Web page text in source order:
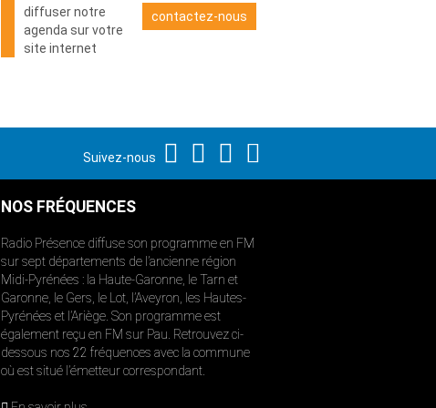
diffuser notre
agenda sur votre
site internet
contactez-nous
Suivez-nous
NOS FRÉQUENCES
Radio Présence diffuse son programme en FM
sur sept départements de l’ancienne région
Midi-Pyrénées : la Haute-Garonne, le Tarn et
Garonne, le Gers, le Lot, l’Aveyron, les Hautes-
Pyrénées et l’Ariège. Son programme est
également reçu en FM sur Pau. Retrouvez ci-
dessous nos 22 fréquences avec la commune
où est situé l’émetteur correspondant.